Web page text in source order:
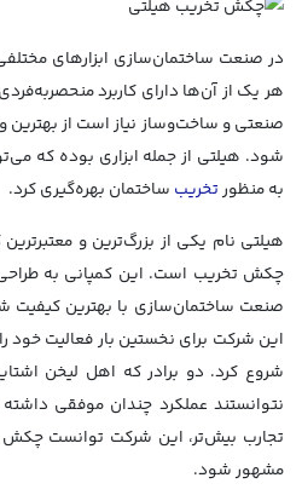
در صنعت ساختمان‌سازی ابزارهای
هر یک از آن‌ها دارای کاربرد
صنعتی و ساخت‌وساز نیاز است از بهترین و
شود. هیلتی از جمله ابزاری بوده که
به منظورتخریب ساختمان بهره‌گیری کرد.
هیلتی نام یکی از بزرگ‌ترین و
چکش تخریب است. این کمپانی به طراحی و
صنعت ساختمان‌سازی با بهترین کیفیت
شروع کرد. دو برادر که اهل لیخن
نتوانستند عملکرد چندان موفقی
تجارب بیش‌تر، این شرکت توانست چکش
مشهور شود.